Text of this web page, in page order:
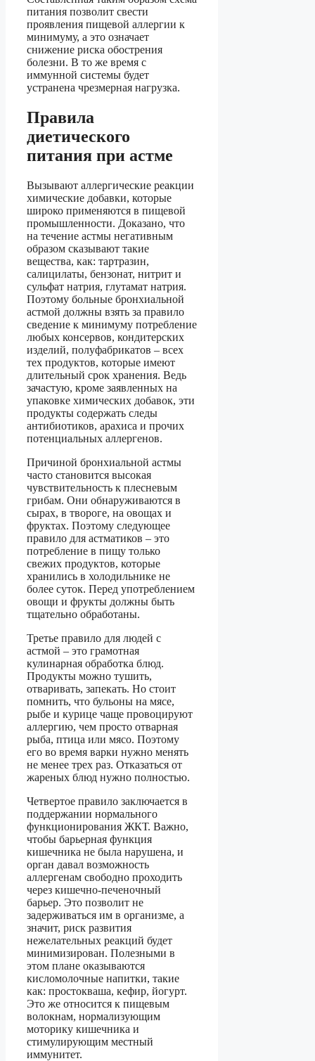
питания позволит свести
проявления пищевой аллергии к
минимуму, а это означает
снижение риска обострения
болезни. В то же время с
иммунной системы будет
устранена чрезмерная нагрузка.
Правила
диетического
питания при астме
Вызывают аллергические реакции
химические добавки, которые
широко применяются в пищевой
промышленности. Доказано, что
на течение астмы негативным
образом сказывают такие
вещества, как: тартразин,
салицилаты, бензонат, нитрит и
сульфат натрия, глутамат натрия.
Поэтому больные бронхиальной
астмой должны взять за правило
сведение к минимуму потребление
любых консервов, кондитерских
изделий, полуфабрикатов – всех
тех продуктов, которые имеют
длительный срок хранения. Ведь
зачастую, кроме заявленных на
упаковке химических добавок, эти
продукты содержать следы
антибиотиков, арахиса и прочих
потенциальных аллергенов.
Причиной бронхиальной астмы
часто становится высокая
чувствительность к плесневым
грибам. Они обнаруживаются в
сырах, в твороге, на овощах и
фруктах. Поэтому следующее
правило для астматиков – это
потребление в пищу только
свежих продуктов, которые
хранились в холодильнике не
более суток. Перед употреблением
овощи и фрукты должны быть
тщательно обработаны.
Третье правило для людей с
астмой – это грамотная
кулинарная обработка блюд.
Продукты можно тушить,
отваривать, запекать. Но стоит
помнить, что бульоны на мясе,
рыбе и курице чаще провоцируют
аллергию, чем просто отварная
рыба, птица или мясо. Поэтому
его во время варки нужно менять
не менее трех раз. Отказаться от
жареных блюд нужно полностью.
Четвертое правило заключается в
поддержании нормального
функционирования ЖКТ. Важно,
чтобы барьерная функция
кишечника не была нарушена, и
орган давал возможность
аллергенам свободно проходить
через кишечно-печеночный
барьер. Это позволит не
задерживаться им в организме, а
значит, риск развития
нежелательных реакций будет
минимизирован. Полезными в
этом плане оказываются
кисломолочные напитки, такие
как: простокваша, кефир, йогурт.
Это же относится к пищевым
волокнам, нормализующим
моторику кишечника и
стимулирующим местный
иммунитет.